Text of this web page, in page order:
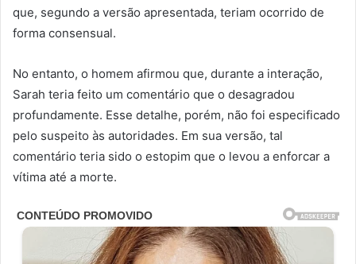
que, segundo a versão apresentada, teriam ocorrido de
forma consensual.
No entanto, o homem afirmou que, durante a interação,
Sarah teria feito um comentário que o desagradou
profundamente. Esse detalhe, porém, não foi especificado
pelo suspeito às autoridades. Em sua versão, tal
comentário teria sido o estopim que o levou a enforcar a
vítima até a morte.